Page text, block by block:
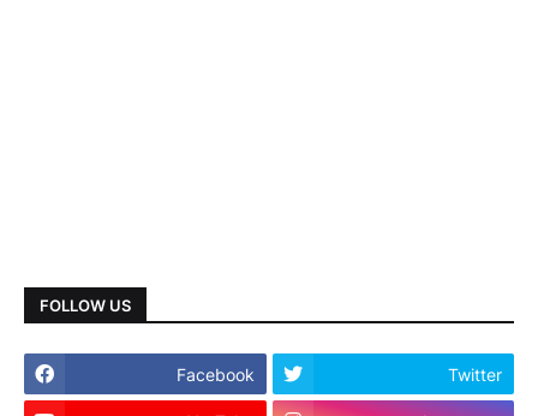
FOLLOW US
Facebook Twitter